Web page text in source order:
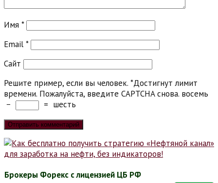
Имя *
Email *
Сайт
Решите пример, если вы человек. *Достигнут лимит
времени. Пожалуйста, введите CAPTCHA снова. восемь
−
= шесть
Брокеры Форекс с лицензией ЦБ РФ